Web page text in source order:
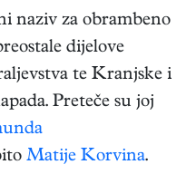
naziv za obrambeno
dijelove
te Kranjske i
Preteče su joj
Matije Korvina.